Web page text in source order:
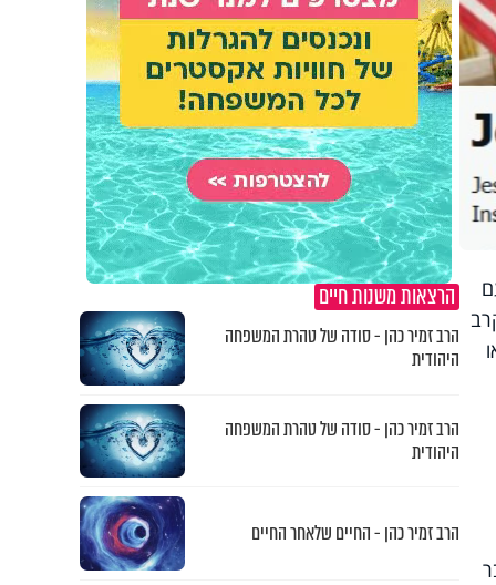
הרצאות משנות חיים
הרב זמיר כהן - סודה של טהרת המשפחה
היהודית
הרב זמיר כהן - סודה של טהרת המשפחה
היהודית
הרב זמיר כהן - החיים שלאחר החיים